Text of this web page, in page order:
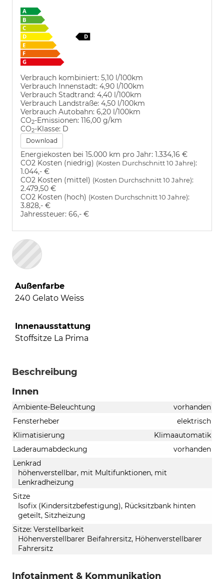
Verbrauch kombiniert: 5,10 l/100km
Verbrauch Innenstadt: 4,90 l/100km
Verbrauch Stadtrand: 4,40 l/100km
Verbrauch Landstraße: 4,50 l/100km
Verbrauch Autobahn: 6,20 l/100km
CO2-Emissionen: 116,00 g/km
CO2-Klasse: D
Download
Energiekosten bei 15.000 km pro Jahr: 1.334,16 €
CO2 Kosten (niedrig) (Kosten Durchschnitt 10 Jahre):
1.044,- €
CO2 Kosten (mittel) (Kosten Durchschnitt 10 Jahre):
2.479,50 €
CO2 Kosten (hoch) (Kosten Durchschnitt 10 Jahre):
3.828,- €
Jahressteuer: 66,- €
Außenfarbe
240 Gelato Weiss
Innenausstattung
Stoffsitze La Prima
Beschreibung
Innen
Ambiente-Beleuchtung
vorhanden
Fensterheber
elektrisch
Klimatisierung
Klimaautomatik
Laderaumabdeckung
vorhanden
Lenkrad
höhenverstellbar, mit Multifunktionen, mit
Lenkradheizung
Sitze
Isofix (Kindersitzbefestigung), Rücksitzbank hinten
geteilt, Sitzheizung
Sitze: Verstellbarkeit
Höhenverstellbarer Beifahrersitz, Höhenverstellbarer
Fahrersitz
Infotainment & Kommunikation